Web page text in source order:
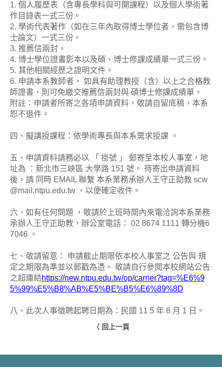
1. 個人履歷表（含專長學科與可開課程）以及個人學術著
作目錄表一式三份。
2. 學術代表著作（如在三年內取得博士學位者，需包含博
士論文）一式三份。
3. 推薦信兩封。
4. 博士學位證書影本以及碩、博士修課成績單一式三份。
5. 其他相關經歷之證明文件。
6. 申請本系教師者， 如具有助理教授（含）以上之合格教
師證書，則可免繳交推薦信兩封與 碩博士修課成績單。
附註：申請者所寄之各項申請資料，敬請自留底稿，本系
恕不退件。
四、擬講授課程：依學術專長與本系需求授課 。
五、申請資料請務必以 「 掛號 」 郵寄至本校人事室，地
址為 ：新北市三峽區 大學路 151 號。 待寄出申請資料
後，請 同時 EMAIL 聯繫 本系業務承辦人王守正助教 scw
@mail.ntpu.edu.tw ，以便確定收件。
六、如有任何問題 ，敬請於上班時間內來電洽詢本系業務
承辦人王守正助教，辦公室電話： 02 8674 1111 轉分機6
7046 。
七、敬請留意： 申請截止期限依本校人事室之 公告與 規
定之期限為準並以郵戳為憑。 敬請自行參閱本校網站公告
之超連結https://new.ntpu.edu.tw/op/carrier?tag=%E6%9
5%99%E5%B8%AB%E5%BE%B5%E6%89%8D
八、此次人事徵聘起聘日期為：民國 11 5 年 8 月 1 日。
〈 回上一頁